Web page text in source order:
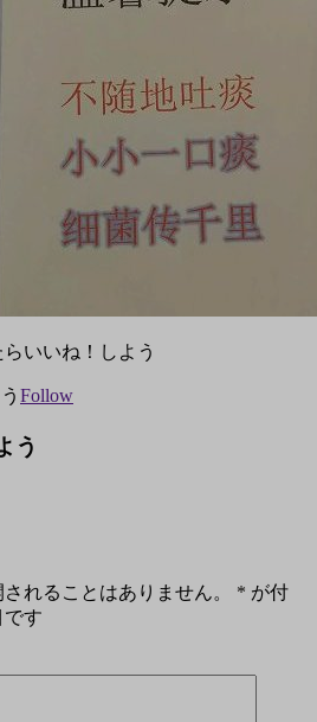
いいね！しよう
Follow
う
れることはありません。 * が付
です